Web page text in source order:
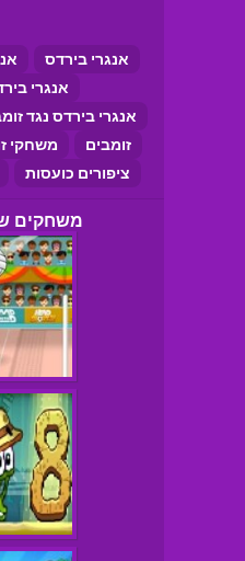
אנגרי בירדס
אנגרי
אנגרי בירדס נגד
זומבים
משחקי
ציפורים כועסות
משחקים